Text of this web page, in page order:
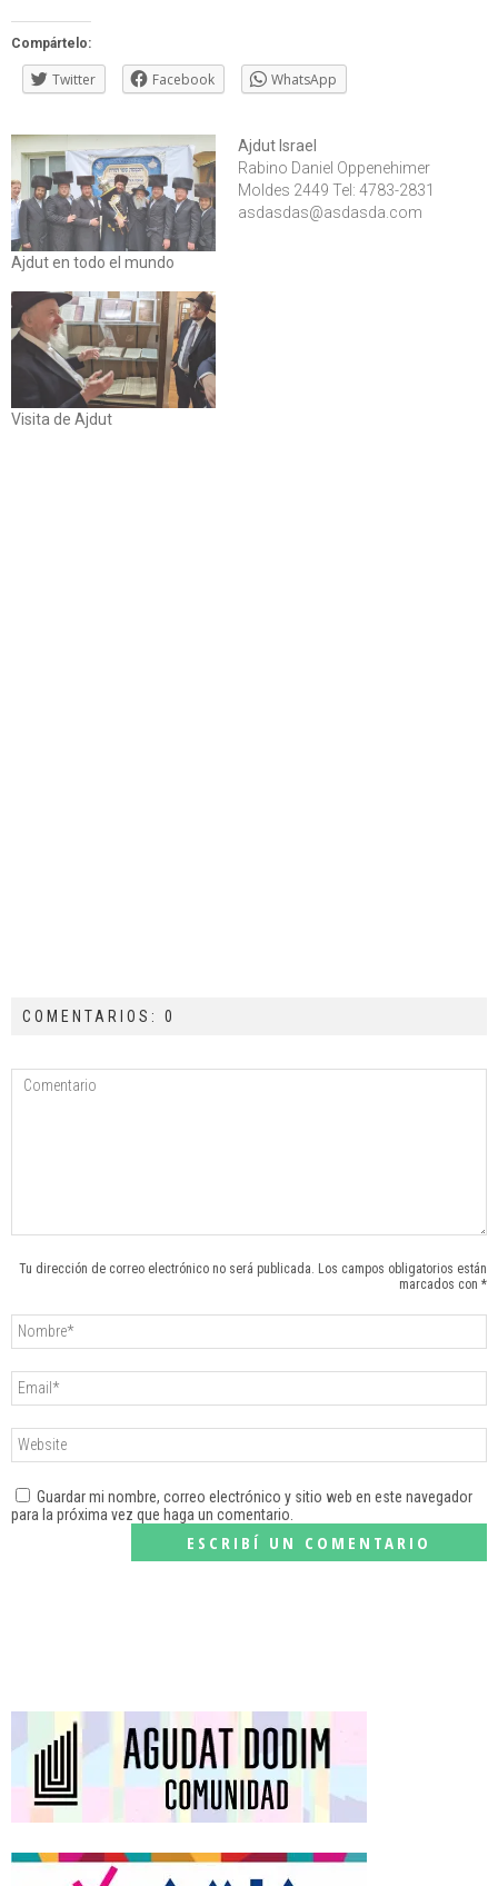
Compártelo:
Twitter Facebook WhatsApp
Ajdut en todo el mundo
Ajdut Israel
Rabino Daniel Oppenehimer
Moldes 2449 Tel: 4783-2831
asdasdas@asdasda.com
Visita de Ajdut
COMENTARIOS: 0
Tu dirección de correo electrónico no será publicada. Los campos obligatorios están
marcados con *
Guardar mi nombre, correo electrónico y sitio web en este navegador
para la próxima vez que haga un comentario.